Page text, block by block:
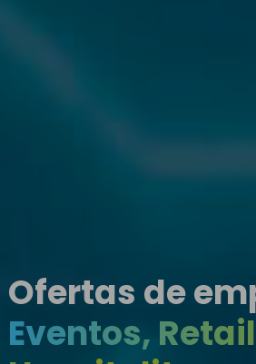
Ofertas de
Eventos,